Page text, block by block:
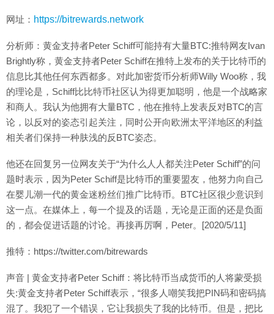
网址： https://bitrewards.network
分析师：黄金支持者Peter Schiff可能持有大量BTC:推特网友Ivan
Brightly称，黄金支持者Peter Schiff在推特上发布的关于比特币的
信息比其他任何东西都多。对此加密货币分析师Willy Woo称，我
的理论是，Schiff比比特币社区认为得更加聪明，他是一个战略家
和商人。我认为他拥有大量BTC，他在推特上发表反对BTC的言
论，以反对的姿态引起关注，同时公开向欧洲太平洋地区的利益
相关者们保持一种肤浅的反BTC姿态。
他还在回复另一位网友关于“为什么人人都关注Peter Schiff”的问
题时表示，因为Peter Schiff是比特币的重要盟友，他努力向自己
在婴儿潮一代的黄金迷粉丝们推广比特币。BTC社区很少意识到
这一点。在媒体上，每一个提及的话题，无论是正面的还是负面
的，都会促进话题的讨论。再接再厉啊，Peter。[2020/5/11]
推特：https://twitter.com/bitrewards
声音 | 黄金支持者Peter Schiff：将比特币当成货币的人将蒙受损
失:黄金支持者Peter Schiff表示，“很多人嘲笑我把PIN码和密码搞
混了。我犯了一个错误，它让我损失了我的比特币。但是，把比